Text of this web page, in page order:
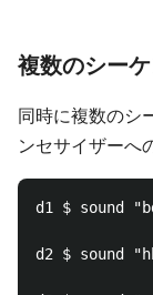
複数のシー
同時に複数のシ
ンセサイザーへ
d1 $ sound
d2 $ sound